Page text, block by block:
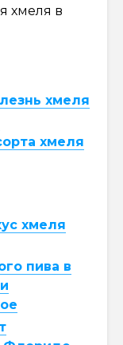
хмеля в
хмеля
хмеля
хмеля
пива в